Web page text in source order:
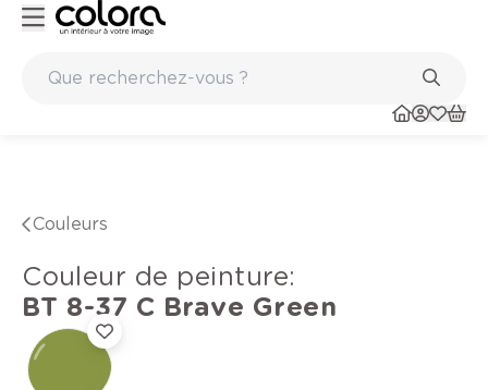
Couleurs
Couleur de peinture:
BT 8-37 C Brave Green